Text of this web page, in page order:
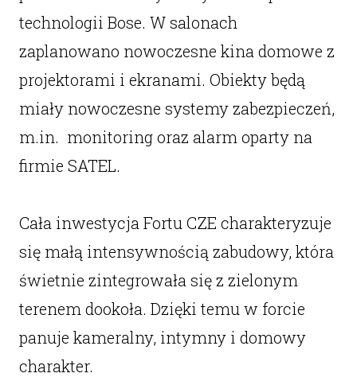
technologii Bose. W salonach
zaplanowano nowoczesne kina domowe z
projektorami i ekranami. Obiekty będą
miały nowoczesne systemy zabezpieczeń,
m.in. monitoring oraz alarm oparty na
firmie SATEL.
Cała inwestycja Fortu CZE charakteryzuje
się małą intensywnością zabudowy, która
świetnie zintegrowała się z zielonym
terenem dookoła. Dzięki temu w forcie
panuje kameralny, intymny i domowy
charakter.